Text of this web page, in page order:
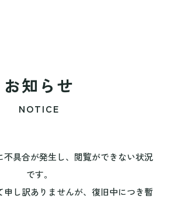
お知らせ
NOTICE
不具合が発生し、閲覧ができない状況
です。
申し訳ありませんが、復旧中につき暫